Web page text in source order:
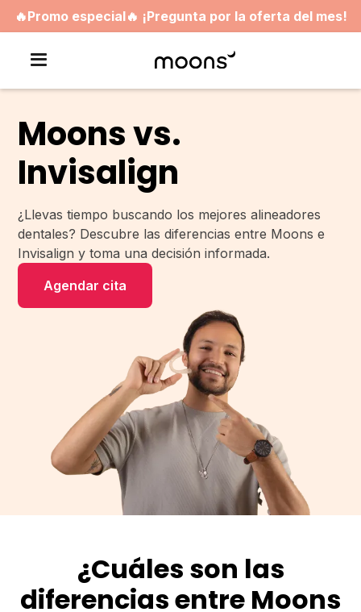
🔥Promo especial🔥 ¡Pregunta por la oferta del mes!
Moons vs.
Invisalign
¿Llevas tiempo buscando los mejores alineadores
dentales? Descubre las diferencias entre Moons e
Invisalign y toma una decisión informada.
Agendar cita
¿Cuáles son las
diferencias entre Moons